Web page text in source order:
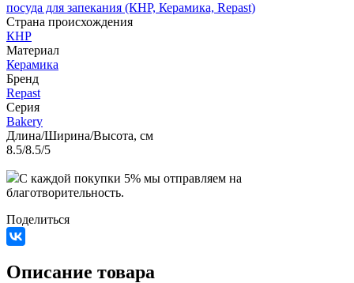
посуда для запекания (КНР, Керамика, Repast)
Страна происхождения
КНР
Материал
Керамика
Бренд
Repast
Серия
Bakery
Длина/Ширина/Высота, см
8.5/8.5/5
C каждой покупки 5% мы отправляем на
благотворительность.
Поделиться
Описание товара